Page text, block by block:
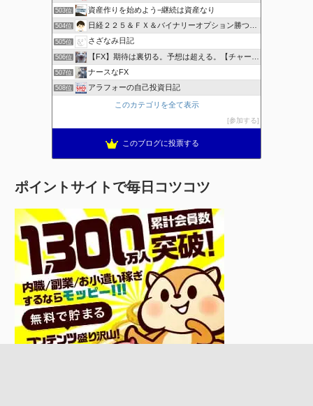
503位 資産作りを始めよう−継続は資産なり
504位 日経２２５＆ＦＸ＆バイナリーオプション勝つための
505位 さざなみ日記
506位 【FX】期待は裏切る。予想は超える。【チャート学びブログ】
507位 ナースなFX
508位 アラフォーの自己投資日記
このカテゴリを全て表示
参加する
このブログに投票する
ポイントサイトで毎日コツコツ